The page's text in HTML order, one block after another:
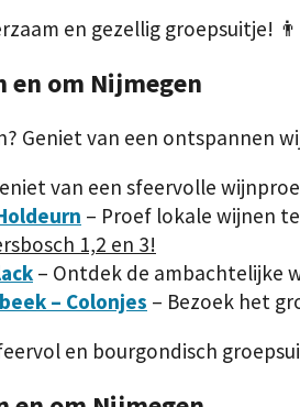
en gezellig groepsuitje!
en om Nijmegen
Geniet van een ontspannen
van een sfeervolle
– Proef lokale wijnen
1,2 en 3!
– Ontdek de ambachtelijke
– Colonjes – Bezoek het
en bourgondisch